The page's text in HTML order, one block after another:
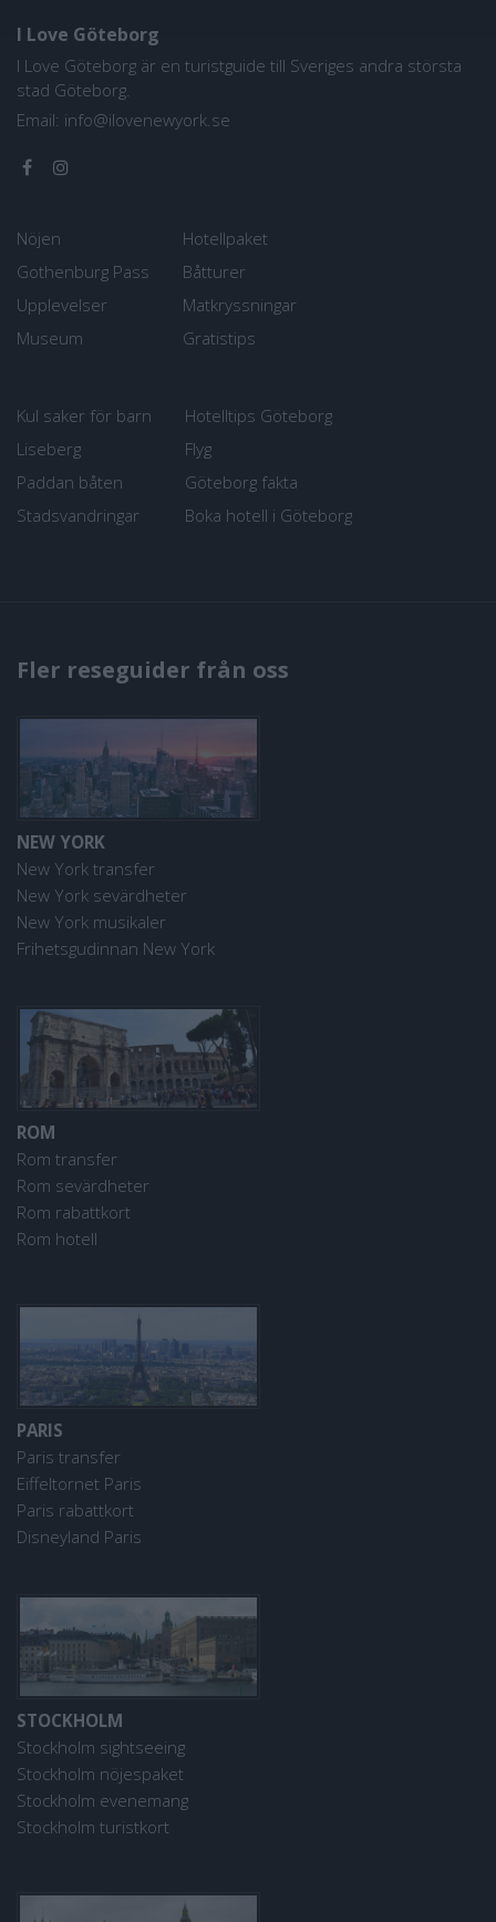
I Love Göteborg
I Love Göteborg är en turistguide till Sveriges andra största
stad Göteborg.
Email: info@ilovenewyork.se
Nöjen
Gothenburg Pass
Upplevelser
Museum
Hotellpaket
Båtturer
Matkryssningar
Gratistips
Kul saker för barn
Liseberg
Paddan båten
Stadsvandringar
Hotelltips Göteborg
Flyg
Göteborg fakta
Boka hotell i Göteborg
Fler reseguider från oss
NEW YORK
New York transfer
New York sevärdheter
New York musikaler
Frihetsgudinnan New York
ROM
Rom transfer
Rom sevärdheter
Rom rabattkort
Rom hotell
PARIS
Paris transfer
Eiffeltornet Paris
Paris rabattkort
Disneyland Paris
STOCKHOLM
Stockholm sightseeing
Stockholm nöjespaket
Stockholm evenemang
Stockholm turistkort